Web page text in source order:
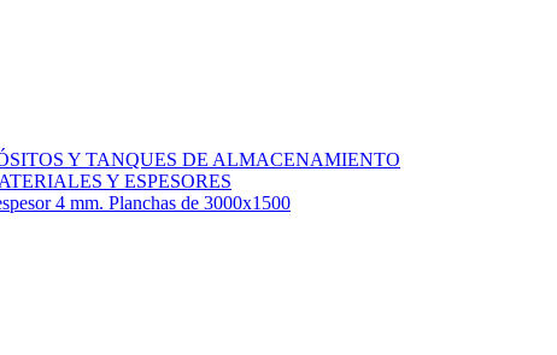
Y TANQUES DE ALMACENAMIENTO
Y ESPESORES
4 mm. Planchas de 3000x1500